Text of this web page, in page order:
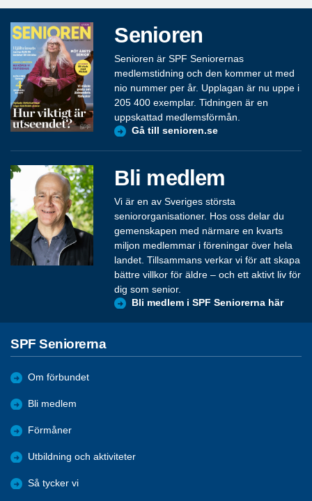
Senioren
Senioren är SPF Seniorernas
medlemstidning och den kommer ut med
nio nummer per år. Upplagan är nu uppe i
205 400 exemplar. Tidningen är en
uppskattad medlemsförmån.
Gå till senioren.se
Bli medlem
Vi är en av Sveriges största
seniororganisationer. Hos oss delar du
gemenskapen med närmare en kvarts
miljon medlemmar i föreningar över hela
landet. Tillsammans verkar vi för att skapa
bättre villkor för äldre – och ett aktivt liv för
dig som senior.
Bli medlem i SPF Seniorerna här
SPF Seniorerna
Om förbundet
Bli medlem
Förmåner
Utbildning och aktiviteter
Så tycker vi